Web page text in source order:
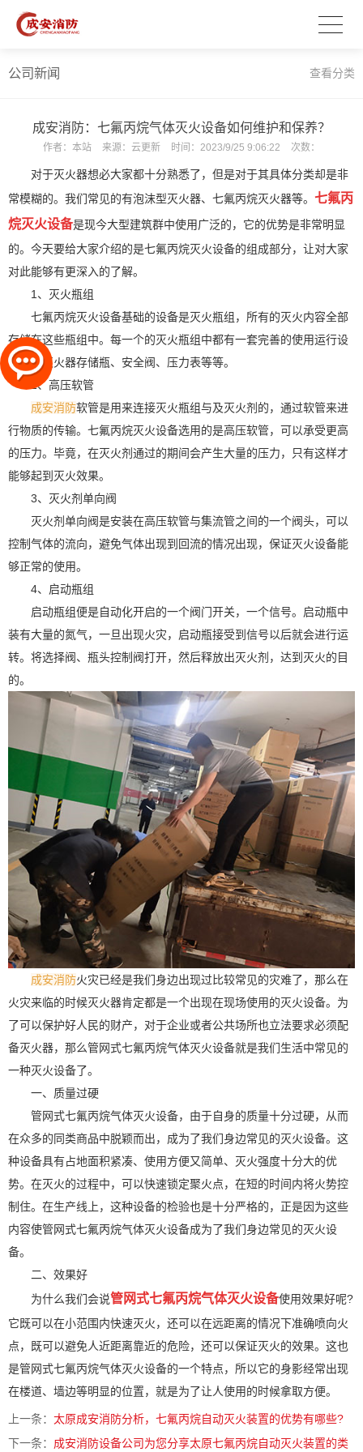
公司新闻 查看分类
成安消防：七氟丙烷气体灭火设备如何维护和保养？
作者： 本站 来源： 云更新 时间： 2023/9/25 9:06:22 次数：
对于灭火器想必大家都十分熟悉了，但是对于其具体分类却是非
常模糊的。我们常见的有泡沫型灭火器、七氟丙烷灭火器等。 七氟丙
烷灭火设备是现今大型建筑群中使用广泛的，它的优势是非常明显
的。今天要给大家介绍的是七氟丙烷灭火设备的组成部分，让对大家
对此能够有更深入的了解。
1、灭火瓶组
七氟丙烷灭火设备基础的设备是灭火瓶组，所有的灭火内容全部
存储在这些瓶组中。每一个的灭火瓶组中都有一套完善的使用运行设
备，如灭火器存储瓶、安全阀、压力表等等。
2、高压软管
成安消防软管是用来连接灭火瓶组与及灭火剂的，通过软管来进
行物质的传输。七氟丙烷灭火设备选用的是高压软管，可以承受更高
的压力。毕竟，在灭火剂通过的期间会产生大量的压力，只有这样才
能够起到灭火效果。
3、灭火剂单向阀
灭火剂单向阀是安装在高压软管与集流管之间的一个阀头，可以
控制气体的流向，避免气体出现到回流的情况出现，保证灭火设备能
够正常的使用。
4、启动瓶组
启动瓶组便是自动化开启的一个阀门开关，一个信号。启动瓶中
装有大量的氮气，一旦出现火灾，启动瓶接受到信号以后就会进行运
转。将选择阀、瓶头控制阀打开，然后释放出灭火剂，达到灭火的目
的。
成安消防火灾已经是我们身边出现过比较常见的灾难了，那么在
火灾来临的时候灭火器肯定都是一个出现在现场使用的灭火设备。为
了可以保护好人民的财产，对于企业或者公共场所也立法要求必须配
备灭火器，那么管网式七氟丙烷气体灭火设备就是我们生活中常见的
一种灭火设备了。
一、质量过硬
管网式七氟丙烷气体灭火设备，由于自身的质量十分过硬，从而
在众多的同类商品中脱颖而出，成为了我们身边常见的灭火设备。这
种设备具有占地面积紧凑、使用方便又简单、灭火强度十分大的优
势。在灭火的过程中，可以快速锁定聚火点，在短的时间内将火势控
制住。在生产线上，这种设备的检验也是十分严格的，正是因为这些
内容使管网式七氟丙烷气体灭火设备成为了我们身边常见的灭火设
备。
二、效果好
为什么我们会说管网式七氟丙烷气体灭火设备使用效果好呢?
它既可以在小范围内快速灭火，还可以在远距离的情况下准确喷向火
点，既可以避免人近距离靠近的危险，还可以保证灭火的效果。这也
是管网式七氟丙烷气体灭火设备的一个特点，所以它的身影经常出现
在楼道、墙边等明显的位置，就是为了让人使用的时候拿取方便。
上一条： 太原成安消防分析，七氟丙烷自动灭火装置的优势有哪些?
下一条： 成安消防设备公司为您分享太原七氟丙烷自动灭火装置的类